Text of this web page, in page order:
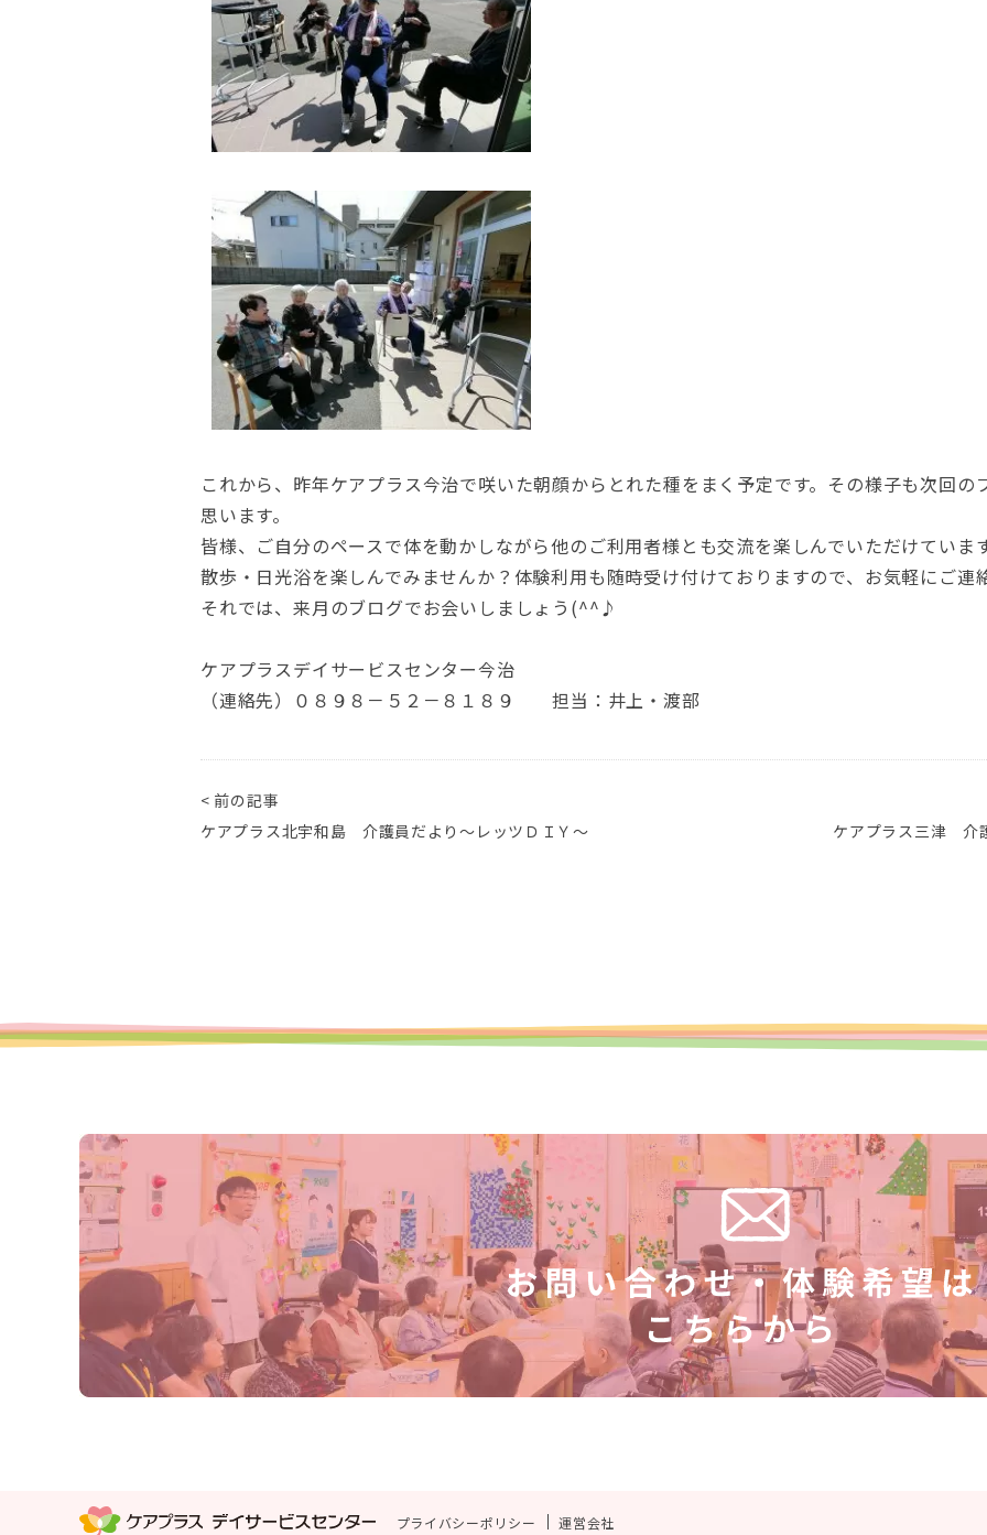
これから、昨年ケアプラス今治で咲いた朝顔からとれた種をまく予定です。その様子も次回の
思います。
皆様、ご自分のペースで体を動かしながら他のご利用者様とも交流を楽しんでいただけていま
散歩・日光浴を楽しんでみませんか？体験利用も随時受け付けておりますので、お気軽にご連
それでは、来月のブログでお会いしましょう (^^♪
ケアプラスデイサービスセンター今治
（連絡先）０８９８－５２－８１８９ 担当：井上・渡部
< 前の記事
ケアプラス北宇和島 介護員だより～レッツＤＩＹ～
ケアプラス三津 介
プライバシーポリシー 運営会社